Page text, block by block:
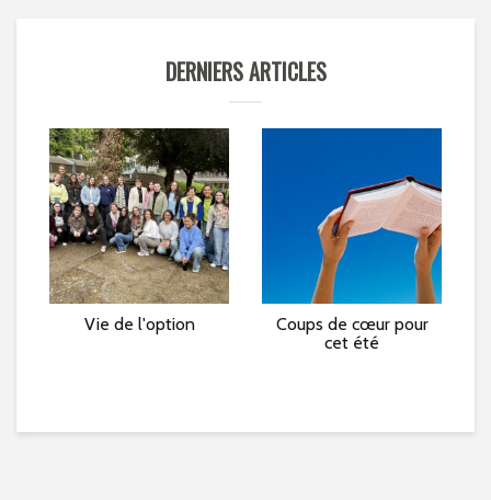
DERNIERS ARTICLES
Vie de l'option
Coups de cœur pour
cet été